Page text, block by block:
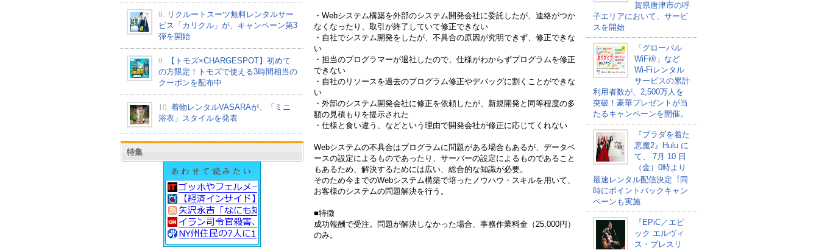
8.
リクルートスーツ無料レンタルサー
ビス「カリクル」が、キャンペーン第3
弾を開始
9.
【トモズ×CHARGESPOT】初めて
の方限定！トモズで使える3時間相当の
クーポンを配布中
10. 着物レンタルVASARAが、「ミニ
浴衣」スタイルを発表
特集
・Webシステム構築を外部のシステム開発会社に委託したが、連絡がつか
なくなったり、取引が終了していて修正できない
・自社でシステム開発をしたが、不具合の原因が究明できず、修正できな
い
・担当のプログラマーが退社したので、仕様がわからずプログラムを修正
できない
・自社のリソースを過去のプログラム修正やデバッグに割くことができな
い
・外部のシステム開発会社に修正を依頼したが、新規開発と同等程度の多
額の見積もりを提示された
・仕様と食い違う、などという理由で開発会社が修正に応じてくれない
Webシステムの不具合はプログラムに問題がある場合もあるが、データベ
ースの設定によるものであったり、サーバーの設定によるものであること
もあるため、解決するためには広い、総合的な知識が必要。
そのため今までのWebシステム構築で培ったノウハウ・スキルを用いて、
お客様のシステムの問題解決を行う。
■特徴
成功報酬で受注。問題が解決しなかった場合、事務作業料金（25,000円）
のみ。
賀県唐津市の呼
子エリアにおいて、サービ
スを開始
「グローバル
WiFi®」など
Wi-Fiレンタル
サービスの累計
利用者数が、2,500万人を
突破！豪華プレゼントが当
たるキャンペーンを開催。
『プラダを着た
悪魔2』Hulu に
て、 7⽉ 10 ⽇
（金）0時より
最速レンタル配信決定︕同
時にポイントバックキャン
ペーンも実施
『EPiC／エピ
ック エルヴィ
ス・プレスリ